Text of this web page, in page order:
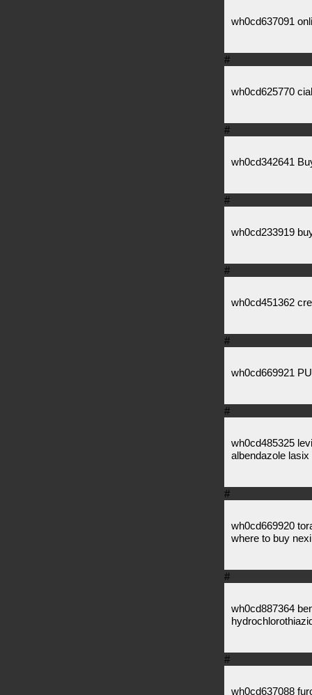
wh0cd637091
#
wh0cd625770
#
wh0cd342641
#
wh0cd233919
#
wh0cd451362
#
wh0cd669921
#
wh0cd485325
albendazole
#
wh0cd669920
where to buy
#
wh0cd887364
#
wh0cd637088